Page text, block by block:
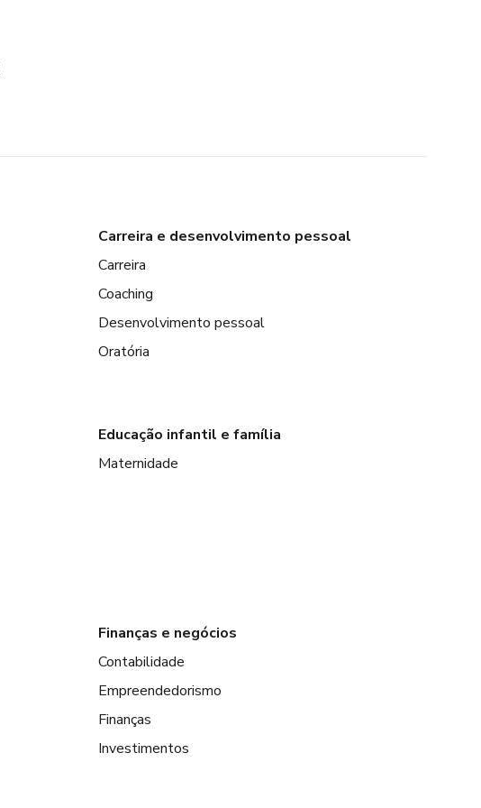
Carreira e desenvolvimento pessoal
Carreira
Coaching
Desenvolvimento pessoal
Oratória
Educação infantil e família
Maternidade
Finanças e negócios
Contabilidade
Empreendedorismo
Finanças
Investimentos